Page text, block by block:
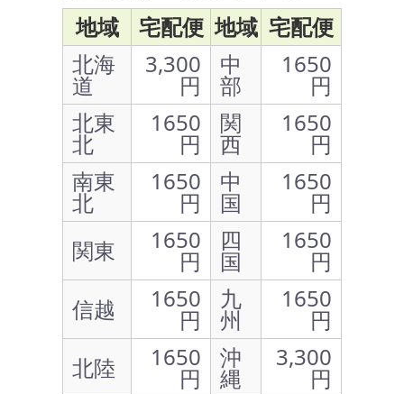
地域
宅配便 地域 宅配便
北海
道
3,300
円
中
部
1650
円
北東
北
1650
円
関
西
1650
円
南東
北
1650
円
中
国
1650
円
関東
1650
円
四
国
1650
円
信越
1650
円
九
州
1650
円
北陸
1650
円
沖
縄
3,300
円